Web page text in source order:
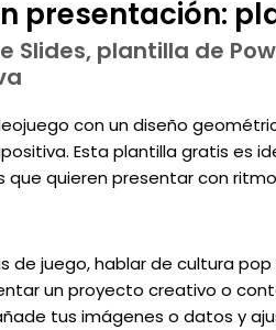
presentación:
Slides, plantilla de
con un diseño
Esta plantilla gratis es
quieren presentar con
de juego, hablar de cultura
un proyecto creativo o
tus imágenes o datos y